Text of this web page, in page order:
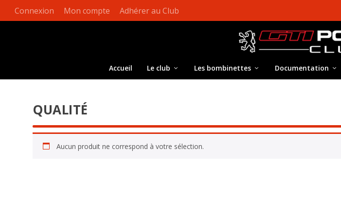
Connexion Mon compte Adhérer au Club
Accueil Le club Les bombinettes Documentation
QUALITÉ
Aucun produit ne correspond à votre sélection.